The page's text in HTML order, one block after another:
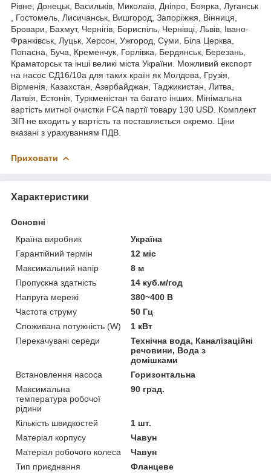
Рівне, Донецьк, Васильків, Миколаїв, Дніпро, Боярка, Луганськ
, Гостомель, Лисичанськ, Вишгород, Запоріжжя, Вінниця,
Бровари, Бахмут, Чернігів, Бориспіль, Чернівці, Львів, Івано-
Франківськ, Луцьк, Херсон, Ужгород, Суми, Біла Церква,
Попасна, Буча, Кременчук, Горлівка, Бердянськ, Березань,
Краматорськ та інші великі міста України. Можливий експорт
на насос СД16/10а для таких країн як Молдова, Грузія,
Вірменія, Казахстан, Азербайджан, Таджикистан, Литва,
Латвія, Естонія, Туркменістан та багато інших. Мінімальна
вартість митної очистки FCA партії товару 130 USD. Комплект
ЗІП не входить у вартість та поставляється окремо. Ціни
вказані з урахуванням ПДВ.
Приховати
Характеристики
Основні
Країна виробник
Україна
Гарантійний термін
12 міс
Максимальний напір
8 м
Пропускна здатність
14 куб.м/год
Напруга мережі
380~400 В
Частота струму
50 Гц
Споживана потужність (W)
1 кВт
Перекачувані середи
Технічна вода, Каналізаційні
речовини, Вода з
домішками
Встановлення насоса
Горизонтальна
Максимальна
температура робочої
рідини
90 град.
Кількість швидкостей
1 шт.
Матеріал корпусу
Чавун
Матеріал робочого колеса
Чавун
Тип приєднання
Фланцеве